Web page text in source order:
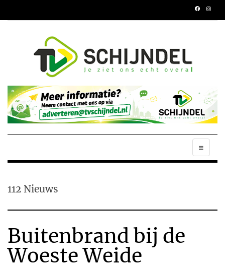
112 Nieuws
Buitenbrand bij de
Woeste Weide